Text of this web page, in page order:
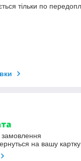
тільки по
на вашу картку